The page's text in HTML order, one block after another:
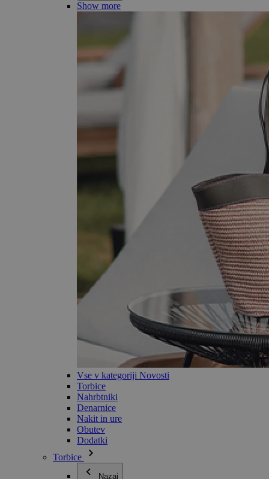
Show more
Vse v kategoriji Novosti
Torbice
Nahrbtniki
Denarnice
Nakit in ure
Obutev
Dodatki
Torbice
Nazaj